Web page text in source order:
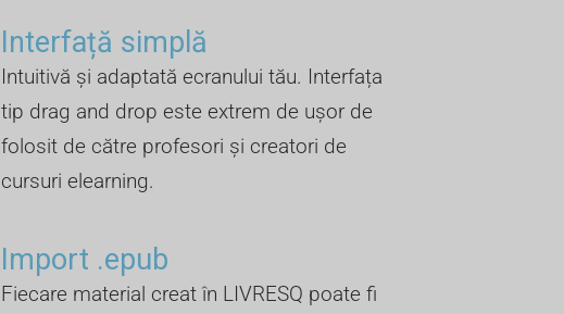
Interfață simplă
Intuitivă și adaptată ecranului tău. Interfața
tip drag and drop este extrem de ușor de
folosit de către profesori și creatori de
cursuri elearning.
Import .epub ​
Fiecare material creat în LIVRESQ poate fi